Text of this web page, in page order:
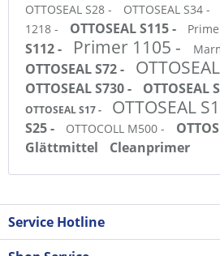
OTTOSEAL S28 -
OTTOSEAL S34 -
1218 -
OTTOSEAL S115 -
S112 -
Primer 1105 -
OTTOSEAL S72 -
OTTOSEAL S730 - OTTOSEAL
OTTOSEAL S17 -
OTTOSEAL
S25 -
OTTOCOLL M500 -
Glättmittel
Cleanprimer
Service Hotline